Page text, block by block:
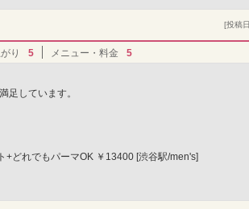
[投稿
り 5 メニュー・料金 5
足しています。
+どれでもパーマOK ￥13400 [渋谷駅/men's]